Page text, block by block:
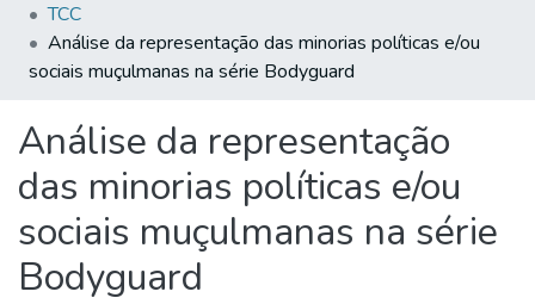
All of DSpace
TCC
Análise da representação das minorias políticas e/ou
sociais muçulmanas na série Bodyguard
Análise da representação
das minorias políticas e/ou
sociais muçulmanas na série
Bodyguard